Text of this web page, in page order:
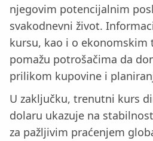
njegovim potencijalnim
svakodnevni život.
kursu, kao i o ekonomskim
pomažu potrošačima da
prilikom kupovine i
U zaključku, trenutni kurs
dolaru ukazuje na
za pažljivim praćenjem